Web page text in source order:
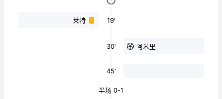
莱特 19'
30' 阿米里
45'
半场 0-1